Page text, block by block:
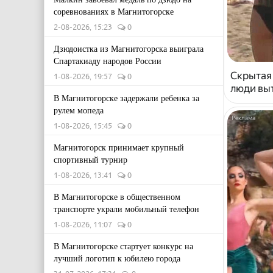
соревнованиях в Магнитогорске
2-08-2026, 15:23 0
Дзюдоистка из Магнитогорска выиграла
Спартакиаду народов России
1-08-2026, 19:57 0
В Магнитогорске задержали ребенка за
рулем мопеда
1-08-2026, 15:45 0
Магнитогорск принимает крупный
спортивный турнир
1-08-2026, 13:41 0
В Магнитогорске в общественном
транспорте украли мобильный телефон
1-08-2026, 11:07 0
В Магнитогорске стартует конкурс на
лучший логотип к юбилею города
люди